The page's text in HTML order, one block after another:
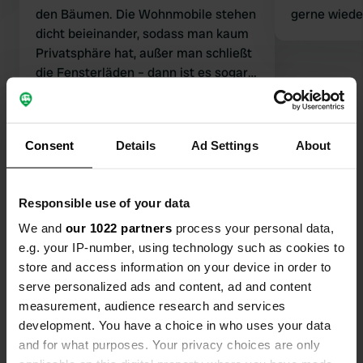
Consent Details Ad Settings About
Responsible use of your data
We and our 1022 partners process your personal data,
e.g. your IP-number, using technology such as cookies to
store and access information on your device in order to
serve personalized ads and content, ad and content
measurement, audience research and services
development. You have a choice in who uses your data
and for what purposes. Your privacy choices are only
den Bäumen. Die Wohnmobile stehen
dicht beieinander, sodass man kaum
Privatsphäre hat, außer man schließt
die Fensterläden – dann ist es sogar
unhygienisch ist. Wäre es ein
kostenpflichtiger Campingplatz, hätte
Glück ist er dank der Gemeinde
kostenlos.
gerne
Alle 76 Bewertungen anzeigen
Kontakt
Standort